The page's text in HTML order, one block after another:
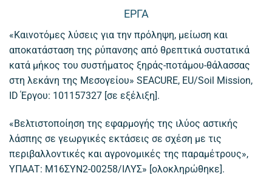
ΕΡΓΑ
«Καινοτόμες λύσεις για την πρόληψη, μείωση και
αποκατάσταση της ρύπανσης από θρεπτικά συστατικά
κατά μήκος του συστήματος ξηράς-ποτάμου-θάλασσας
στη λεκάνη της Μεσογείου» SEACURE, EU/Soil Mission,
ID Έργου: 101157327 [σε εξέλιξη].
«Βελτιστοποίηση της εφαρμογής της ιλύος αστικής
λάσπης σε γεωργικές εκτάσεις σε σχέση με τις
περιβαλλοντικές και αγρονομικές της παραμέτρους»,
ΥΠΑΑΤ: Μ16ΣΥΝ2-00258/ΙΛΥΣ» [ολοκληρώθηκε].